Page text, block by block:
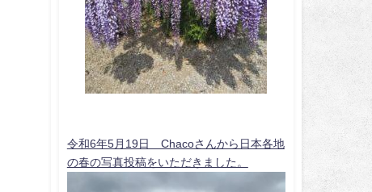
令和6年5月19日 Chacoさんから日本各地
の春の写真投稿をいただきました。